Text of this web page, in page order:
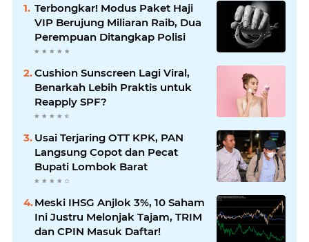
Terbongkar! Modus Paket Haji
VIP Berujung Miliaran Raib, Dua
Perempuan Ditangkap Polisi
Cushion Sunscreen Lagi Viral,
Benarkah Lebih Praktis untuk
Reapply SPF?
Usai Terjaring OTT KPK, PAN
Langsung Copot dan Pecat
Bupati Lombok Barat
Meski IHSG Anjlok 3%, 10 Saham
Ini Justru Melonjak Tajam, TRIM
dan CPIN Masuk Daftar!